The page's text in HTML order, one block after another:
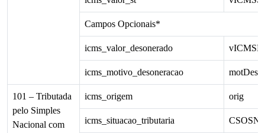
Campos Opcionais*
icms_valor_desonerado
icms_motivo_desoneracao
101 – Tributada
pelo Simples
Nacional com
icms_origem orig
icms_situacao_tributaria CSOSN